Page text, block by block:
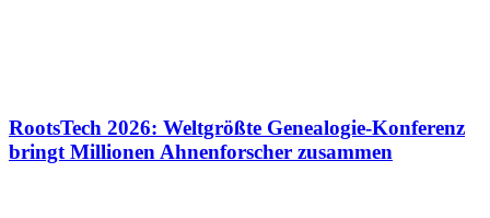
RootsTech 2026: Weltgrößte Genealogie-Konferenz
bringt Millionen Ahnenforscher zusammen